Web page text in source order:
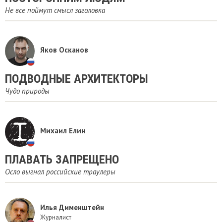
Не все поймут смысл заголовка
Яков Осканов
ПОДВОДНЫЕ АРХИТЕКТОРЫ
Чудо природы
Михаил Елин
ПЛАВАТЬ ЗАПРЕЩЕНО
Осло выгнал российские траулеры
Илья Дименштейн
Журналист